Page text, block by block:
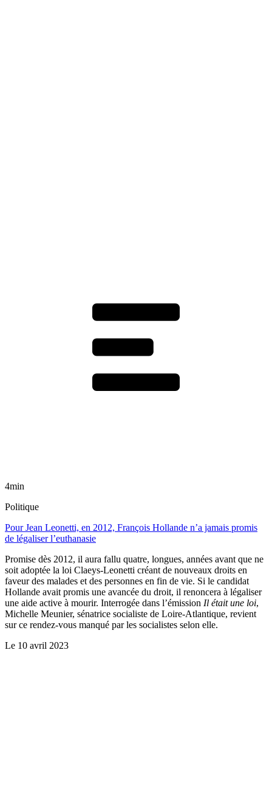
4min
Politique
Pour Jean Leonetti, en 2012, François Hollande n’a jamais promis
de légaliser l’euthanasie
Promise dès 2012, il aura fallu quatre, longues, années avant que ne
soit adoptée la loi Claeys-Leonetti créant de nouveaux droits en
faveur des malades et des personnes en fin de vie. Si le candidat
Hollande avait promis une avancée du droit, il renoncera à légaliser
une aide active à mourir. Interrogée dans l’émission Il était une loi,
Michelle Meunier, sénatrice socialiste de Loire-Atlantique, revient
sur ce rendez-vous manqué par les socialistes selon elle.
Le 10 avril 2023